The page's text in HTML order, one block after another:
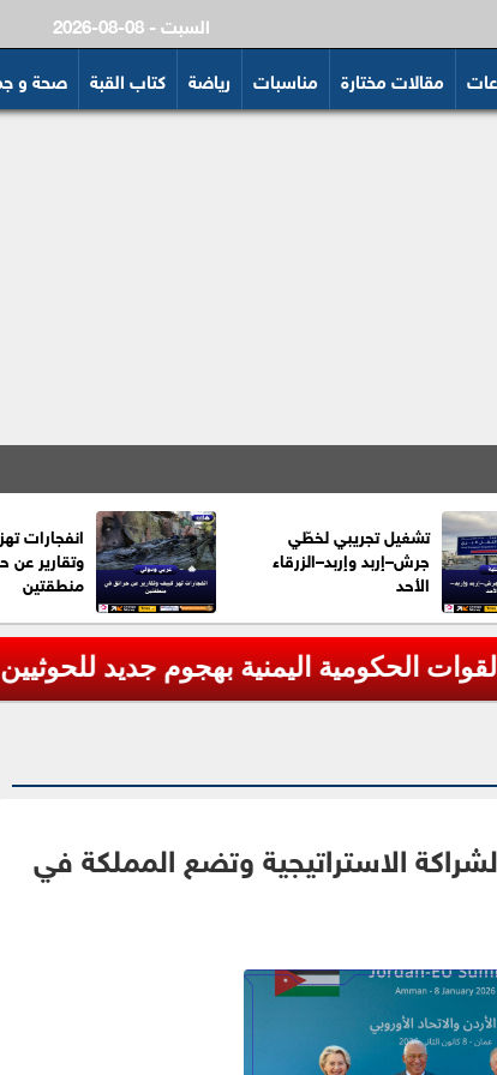
2026-08-08 - السبت
مقالات مختارة مناسبات رياضة كتاب القبة صحة و
تشغيل تجريبي لخطّي
جرش–إربد وإربد–الزرقاء
الأحد
انفجارات
وتقارير عن
منطقتين
الاستراتيجية وتضع المملكة في